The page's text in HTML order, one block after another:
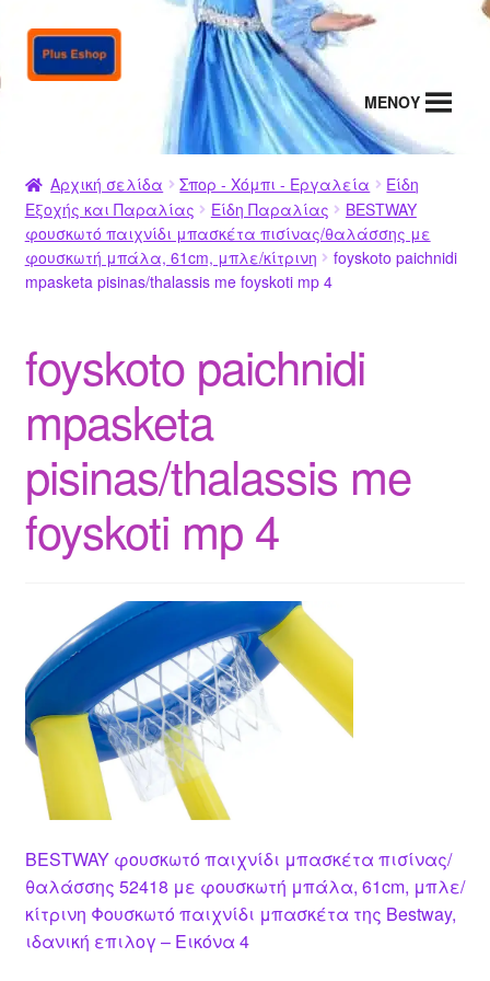
Απευθείας
μετάβαση
Μετάβαση
σε
MENΟΥ
Αρχική σελίδα Σπορ - Χόμπι - Εργαλεία
Είδη
Εξοχής και Παραλίας
Είδη Παραλίας
BESTWAY
φουσκωτό παιχνίδι μπασκέτα πισίνας/θαλάσσης με
φουσκωτή μπάλα, 61cm, μπλε/κίτρινη
foyskoto paichnidi
mpasketa pisinas/thalassis me foyskoti mp 4
foyskoto paichnidi
mpasketa
pisinas/thalassis me
foyskoti mp 4
BESTWAY φουσκωτό παιχνίδι μπασκέτα πισίνας/
θαλάσσης 52418 με φουσκωτή μπάλα, 61cm, μπλε/
κίτρινη Φουσκωτό παιχνίδι μπασκέτα της Bestway,
ιδανική επιλογ – Εικόνα 4